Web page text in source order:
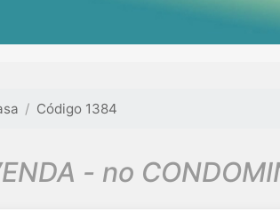
Código 1384
- no